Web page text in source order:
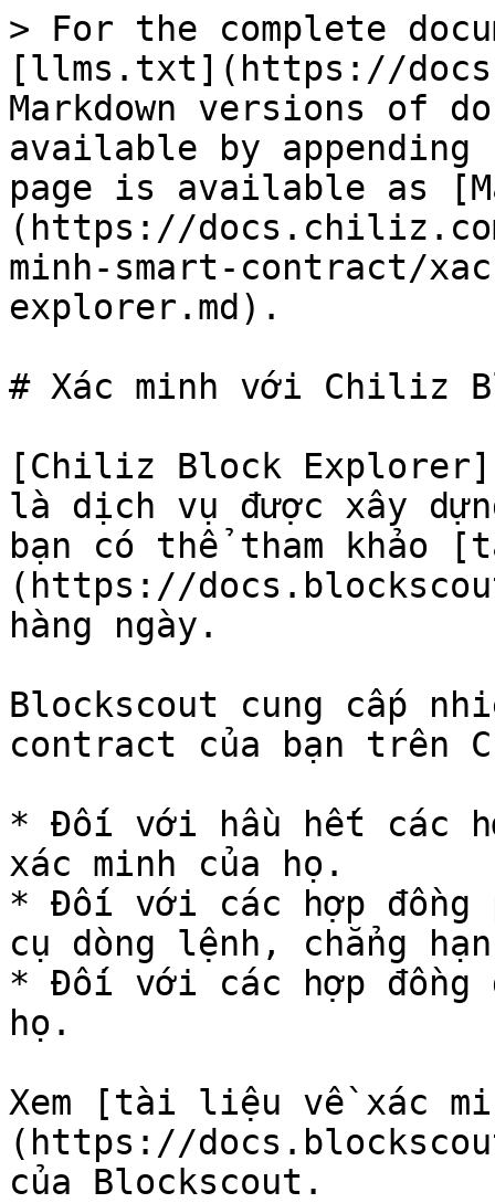
> For the complete
[llms.txt](https://
Markdown versions of
available by
page is available as
(https://
minh-smart-contract/
explorer.md).
# Xác minh với Chiliz
[Chiliz Block
là dịch vụ được xây
bạn có thể tham khảo
(https://
hàng ngày.
Blockscout cung cấp
contract của bạn trên
* Đối với hầu hết các
xác minh của họ.
* Đối với các hợp đồng
cụ dòng lệnh, chẳng
* Đối với các hợp đồng
họ.
Xem [tài liệu về xác
(https://
của Blockscout.